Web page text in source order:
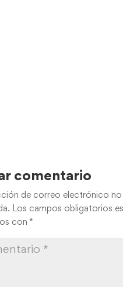
comentario
de correo electrónico no
Los campos obligatorios
con *